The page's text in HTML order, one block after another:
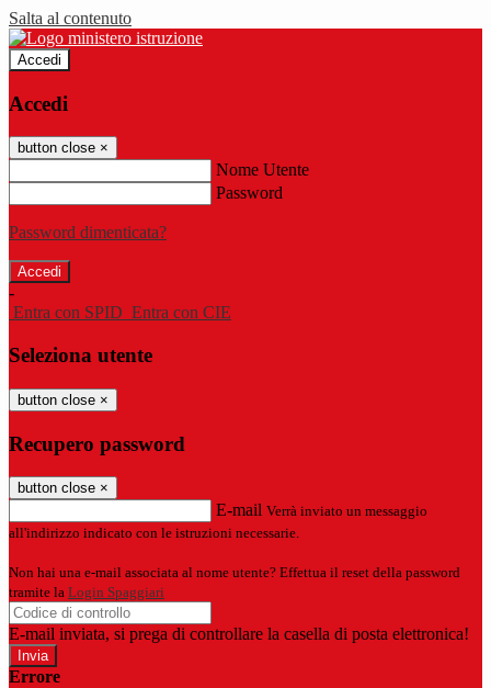
Salta al contenuto
Accedi
Accedi
button close ×
Nome Utente
Password
Password dimenticata?
-
Entra con SPID Entra con CIE
Seleziona utente
button close ×
Recupero password
button close ×
E-mail Verrà inviato un messaggio
all'indirizzo indicato con le istruzioni necessarie.
Non hai una e-mail associata al nome utente? Effettua il reset della password
tramite la Login Spaggiari
E-mail inviata, si prega di controllare la casella di posta elettronica!
Errore